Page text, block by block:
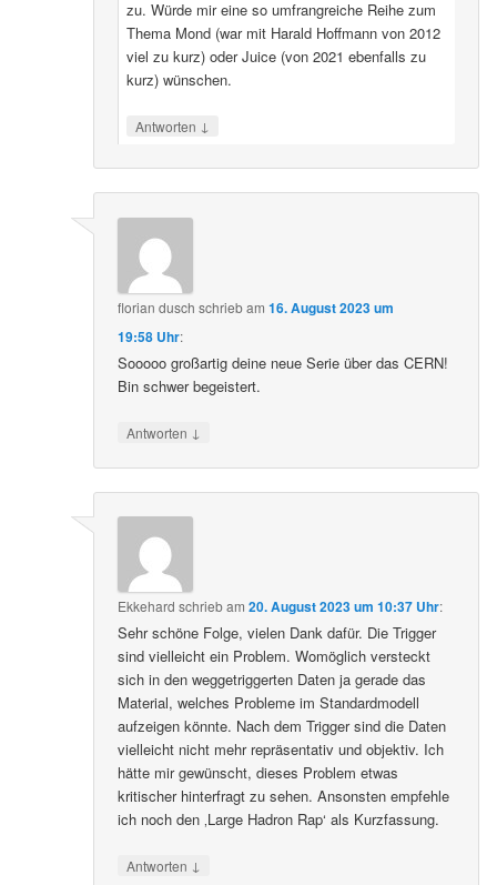
zu. Würde mir eine so umfrangreiche Reihe zum
Thema Mond (war mit Harald Hoffmann von 2012
viel zu kurz) oder Juice (von 2021 ebenfalls zu
kurz) wünschen.
Antworten ↓
florian dusch schriebam16. August 2023 um
19:58 Uhr:
Sooooo großartig deine neue Serie über das CERN!
Bin schwer begeistert.
Antworten ↓
Ekkehard schriebam20. August 2023 um 10:37 Uhr:
Sehr schöne Folge, vielen Dank dafür. Die Trigger
sind vielleicht ein Problem. Womöglich versteckt
sich in den weggetriggerten Daten ja gerade das
Material, welches Probleme im Standardmodell
aufzeigen könnte. Nach dem Trigger sind die Daten
vielleicht nicht mehr repräsentativ und objektiv. Ich
hätte mir gewünscht, dieses Problem etwas
kritischer hinterfragt zu sehen. Ansonsten empfehle
ich noch den ‚Large Hadron Rap‘ als Kurzfassung.
Antworten ↓